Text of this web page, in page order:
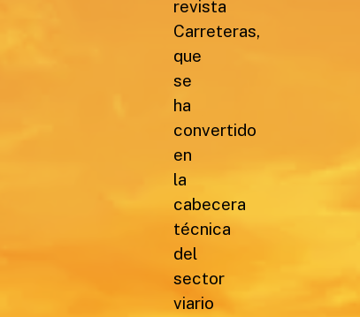
revista
Carreteras,
que
se
ha
convertido
en
la
cabecera
técnica
del
sector
viario